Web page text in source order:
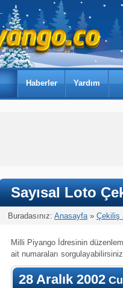
Haberler Yardım
Sayısal Loto
Buradasınız: Anasayfa » Çekiliş
Milli Piyango İdresinin
ait numaraları
28 Aralık 2002